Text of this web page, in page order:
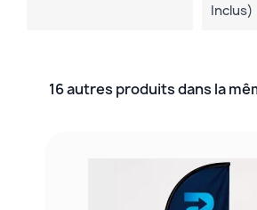
Inclus)
16 autres produits dans la